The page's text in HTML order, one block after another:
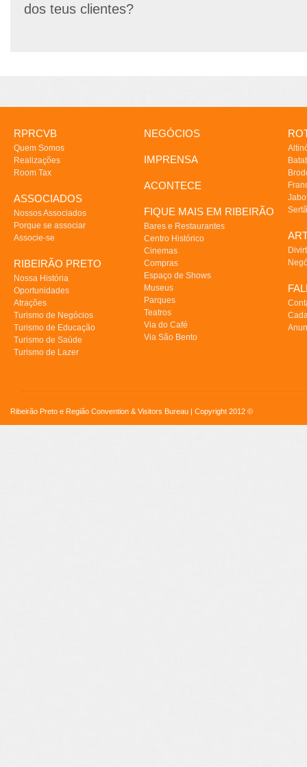
dos teus clientes?
RPRCVB
Quem Somos
Realizações
Room Tax
ASSOCIADOS
Nossos Associados
Porque se associar
Associe-se
RIBEIRÃO PRETO
Nossa História
Oportunidades
Atrações
Turismo de Negócios
Turismo de Educação
Turismo de Saúde
Turismo de Lazer
NEGÓCIOS
IMPRENSA
ACONTECE
FIQUE MAIS EM RIBEIRÃO
Bares e Restaurantes
Centro Histórico
Cinemas
Compras
Espaço de Shows
Museus
Parques
Teatros
Via do Café
Via São Bento
Ribeirão Preto e Região Convention & Visitors Bureau | Copyright 2012 ©